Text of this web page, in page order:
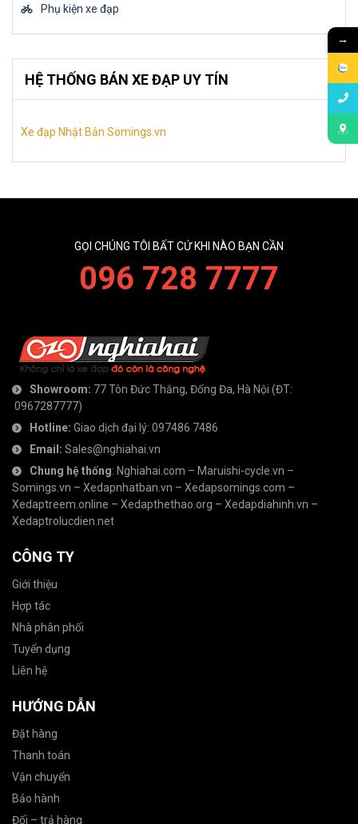
Phụ kiện xe đạp
HỆ THỐNG BÁN XE ĐẠP UY TÍN
Xe đạp Nhật Bản Somings.vn
GỌI CHÚNG TÔI BẤT CỨ KHI NÀO BẠN CẦN
096 728 7777
Showroom: 77 Tôn Đức Thắng, Đống Đa, Hà Nội (ĐT:
0967287777)
Hotline: Giao dịch đại lý: 097486 7486
Email: Sales@nghiahai.vn
Chung hệ thống: Nghiahai.com – Maruishi-cycle.vn –
Somings.vn – Xedapnhatban.vn – Xedapsomings.com –
Xedaptreem.online – Xedapthethao.org – Xedapdiahinh.vn –
Xedaptrolucdien.net
CÔNG TY
Giới thiệu
Hợp tác
Nhà phân phối
Tuyển dụng
Liên hệ
HƯỚNG DẪN
Đặt hàng
Thanh toán
Vận chuyển
Bảo hành
Đổi – trả hàng
→